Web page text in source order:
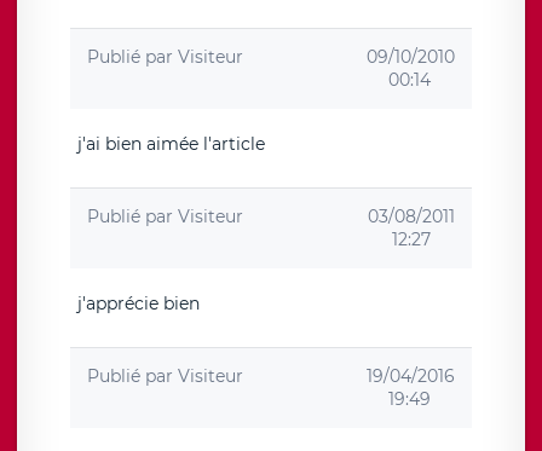
Publié par Visiteur
09/10/2010
00:14
j'ai bien aimée l'article
Publié par Visiteur
03/08/2011
12:27
j'apprécie bien
Publié par Visiteur
19/04/2016
19:49